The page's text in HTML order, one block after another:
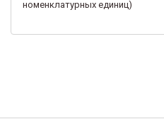
номенклатурных единиц)